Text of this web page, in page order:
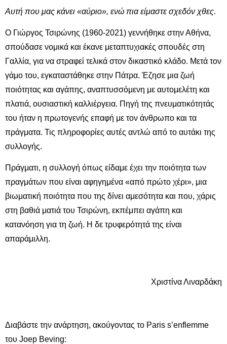
Αυτή που μας κάνει «αύριο», ενώ πια είμαστε σχεδόν χθες.
Ο Γιώργος Τσιρώνης (1960-2021) γεννήθηκε στην Αθήνα,
σπούδασε νομικά και έκανε μεταπτυχιακές σπουδές στη
Γαλλία, για να στραφεί τελικά στον δικαστικό κλάδο. Μετά τον
γάμο του, εγκαταστάθηκε στην Πάτρα. Έζησε μια ζωή
ποιότητας και αγάπης, αναπτυσσόμενη με αυτομελέτη και
πλατιά, ουσιαστική καλλιέργεια. Πηγή της πνευματικότητάς
του ήταν η πρωτογενής επαφή με τον άνθρωπο και τα
πράγματα. Τις πληροφορίες αυτές αντλώ από το αυτάκι της
συλλογής.
Πράγματι, η συλλογή όπως είδαμε έχει την ποιότητα των
πραγμάτων που είναι αφηγημένα «από πρώτο χέρι», μια
βιωματική ποιότητα που της δίνει αμεσότητα και που, χάρις
στη βαθιά ματιά του Τσιρώνη, εκπέμπει αγάπη και
κατανόηση για τη ζωή. Η δε τρυφερότητά της είναι
απαράμιλλη.
Χριστίνα Λιναρδάκη
Διαβάστε την ανάρτηση, ακούγοντας το Paris s’enflemme
του Joep Beving: